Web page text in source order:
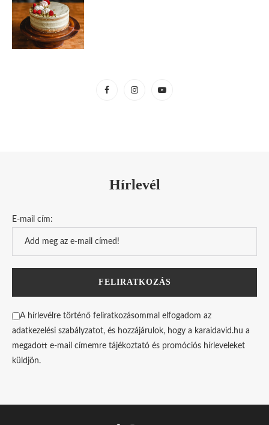
Hírlevél
E-mail cím:
A hírlevélre történő feliratkozásommal elfogadom az
adatkezelési szabályzatot, és hozzájárulok, hogy a karaidavid.hu a
megadott e-mail címemre tájékoztató és promóciós hírleveleket
küldjön.